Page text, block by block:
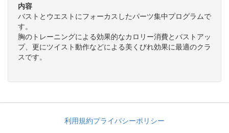
内容
バストとウエストにフォーカスしたパーツ集中プログラムで
す。
胸のトレーニングによる効果的なカロリー消費とバストアッ
プ、更にツイスト動作などによる美くびれ効果に最適のクラ
スです。
利用規約プライバシーポリシー